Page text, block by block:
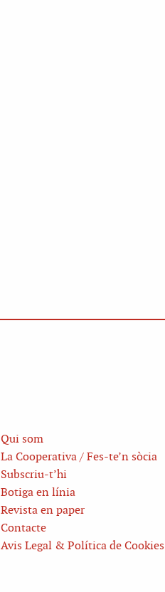
Qui som
La Cooperativa / Fes-te’n sòcia
Subscriu-t’hi
Botiga en línia
Revista en paper
Contacte
Avis Legal & Política de Cookies